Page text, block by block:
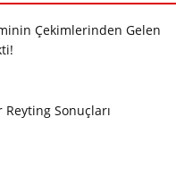
Çekimlerinden Gelen
Reyting Sonuçları